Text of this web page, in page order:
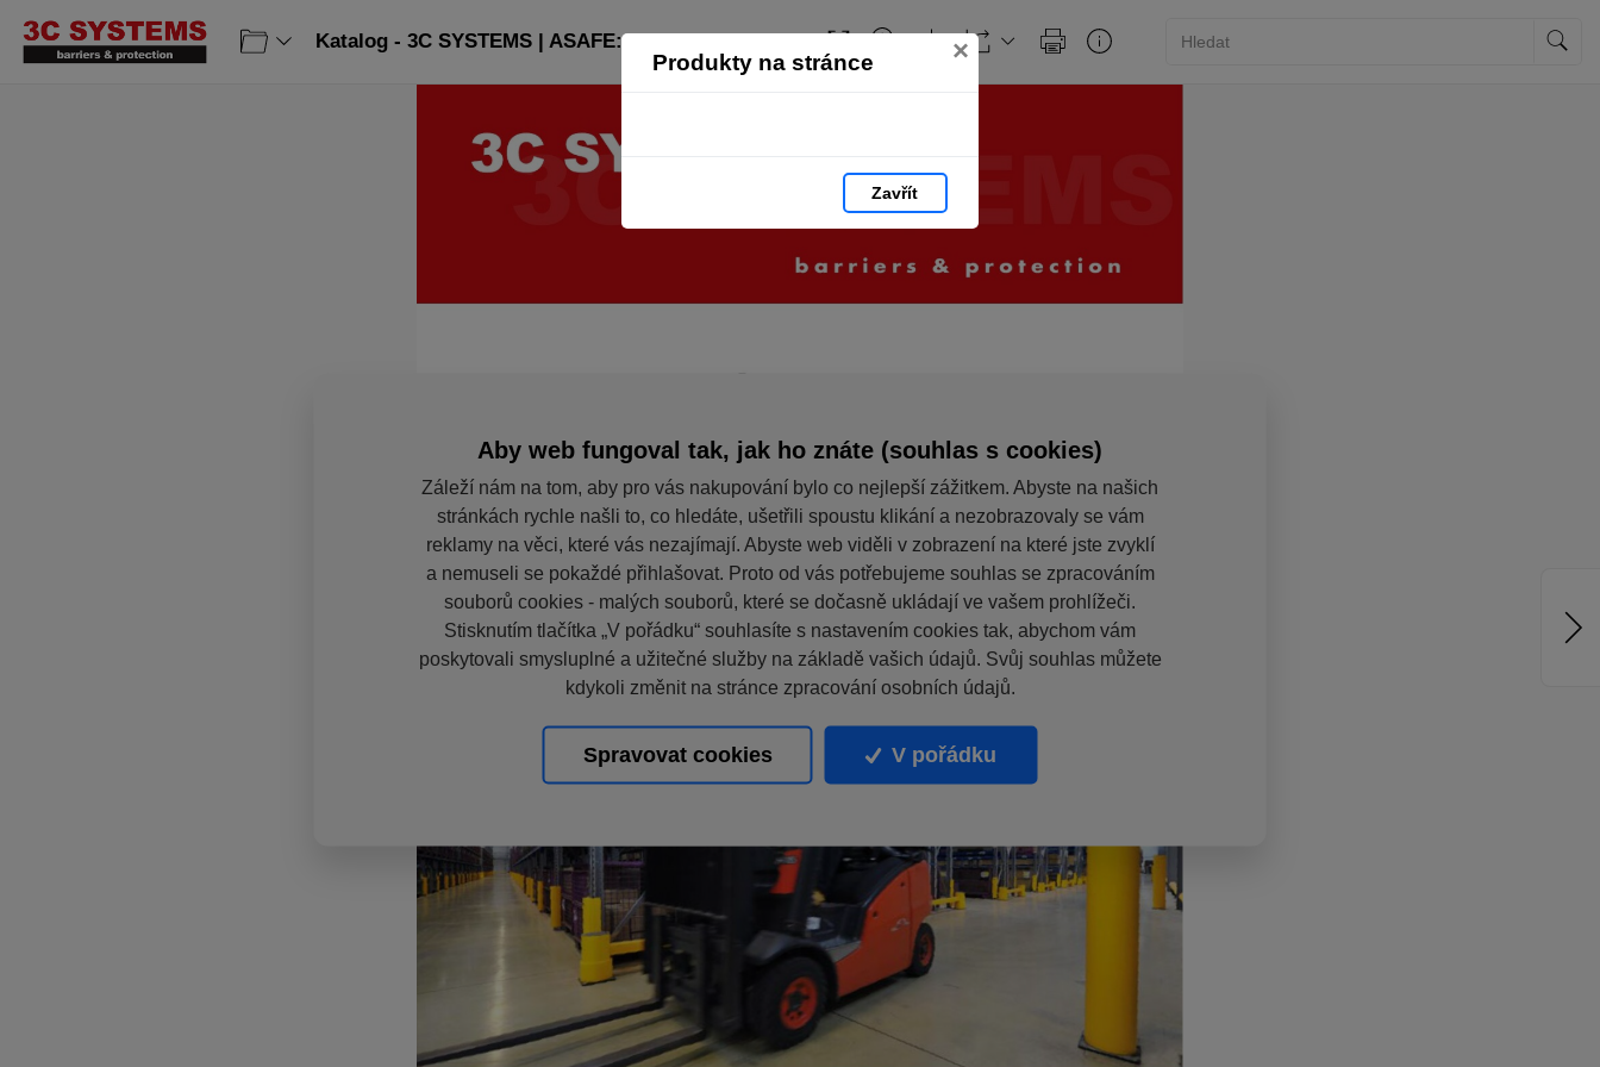
Produkty na stránce ×
Zavřít
Katalog - 3C SYSTEMS | ASAFE: strana 1
Aby web fungoval tak, jak ho znáte (souhlas s cookies)
Záleží nám na tom, aby pro vás nakupování bylo co nejlepší zážitkem. Abyste na našich
stránkách rychle našli to, co hledáte, ušetřili spoustu klikání a nezobrazovaly se vám
reklamy na věci, které vás nezajímají. Abyste web viděli v zobrazení na které jste zvyklí
a nemuseli se pokaždé přihlašovat. Proto od vás potřebujeme souhlas se zpracováním
souborů cookies - malých souborů, které se dočasně ukládají ve vašem prohlížeči.
Stisknutím tlačítka „V pořádku“ souhlasíte s nastavením cookies tak, abychom vám
poskytovali smysluplné a užitečné služby na základě vašich údajů. Svůj souhlas můžete
kdykoli změnit na stránce zpracování osobních údajů.
Spravovat cookies V pořádku